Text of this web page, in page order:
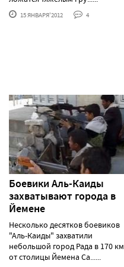
15 ЯНВАРЯ'2012 4
Боевики Аль-Каиды
захватывают города в
Йемене
Несколько десятков боевиков
"Аль-Каиды" захватили
небольшой город Рада в 170 км
от столицы Йемена Са......